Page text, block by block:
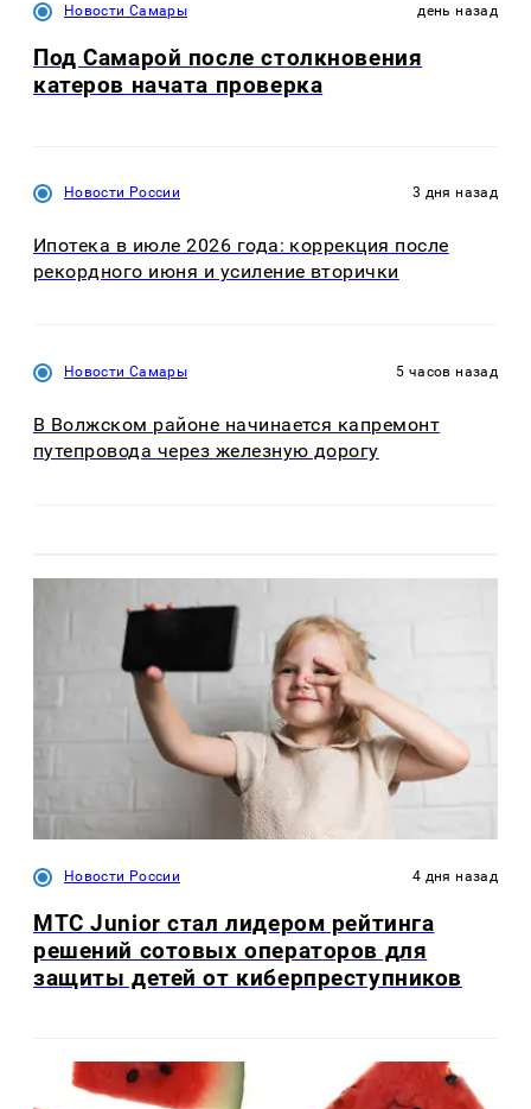
Новости Самары день назад
Под Самарой после столкновения
катеров начата проверка
Новости России 3 дня назад
Ипотека в июле 2026 года: коррекция после
рекордного июня и усиление вторички
Новости Самары 5 часов назад
В Волжском районе начинается капремонт
путепровода через железную дорогу
Новости России 4 дня назад
МТС Junior стал лидером рейтинга
решений сотовых операторов для
защиты детей от киберпреступников